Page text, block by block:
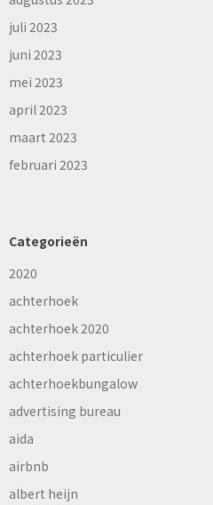
juli 2023
juni 2023
mei 2023
april 2023
maart 2023
februari 2023
Categorieën
2020
achterhoek
achterhoek 2020
achterhoek particulier
achterhoekbungalow
advertising bureau
aida
airbnb
albert heijn